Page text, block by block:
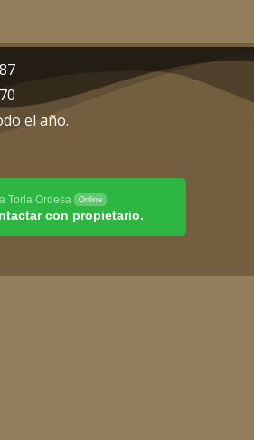
el año.
Torla Ordesa Online
con propietario.